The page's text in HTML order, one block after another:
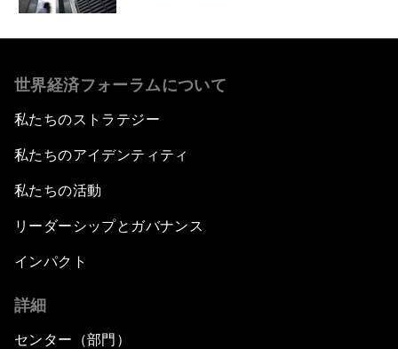
世界経済フォーラムについて
私たちのストラテジー
私たちのアイデンティティ
私たちの活動
リーダーシップとガバナンス
インパクト
詳細
センター（部門）